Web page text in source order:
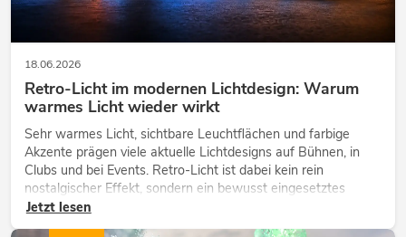
18.06.2026
Retro-Licht im modernen Lichtdesign: Warum
warmes Licht wieder wirkt
Sehr warmes Licht, sichtbare Leuchtflächen und farbige
Akzente prägen viele aktuelle Lichtdesigns auf Bühnen, in
Clubs und bei Events. Retro-Licht ist dabei kein rein
nostalgischer Effekt, sondern ein bewusst eingesetztes
Gestaltungsmittel: Es schafft Atmosphäre, gibt Szenen
Jetzt lesen